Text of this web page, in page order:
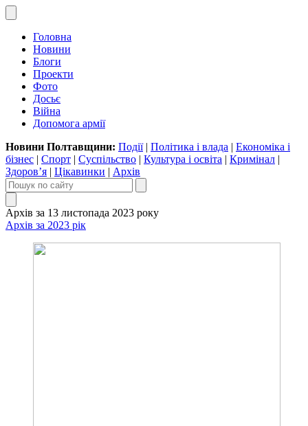
Головна
Новини
Блоги
Проекти
Фото
Досьє
Війна
Допомога армії
Новини Полтавщини: Події| Політика і влада | Економіка і
бізнес | Спорт | Суспільство | Культура і освіта | Кримінал |
Здоров’я | Цікавинки | Архів
Архів за 13 листопада 2023 року
Архів за 2023 рік